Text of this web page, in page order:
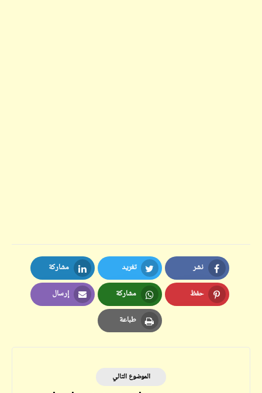
نشر
Facebook
تغريد
Twitter
مشاركة
LinkedIn
حفظ
Pinterest
مشاركة
Whatsapp
إرسال
Email
طباعة
Print
الموضوع التالي